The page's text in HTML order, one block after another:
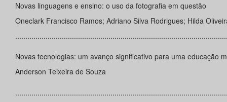
Novas linguagens e ensino: o uso da fotografia em questão
Oneclark Francisco Ramos; Adriano Silva Rodrigues; Hilda
Novas tecnologias: um avanço significativo para uma educação
Anderson Teixeira de Souza